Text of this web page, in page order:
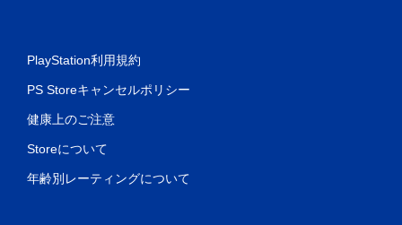
PlayStation利用規約
PS Storeキャンセルポリシー
健康上のご注意
Storeについて
年齢別レーティングについて